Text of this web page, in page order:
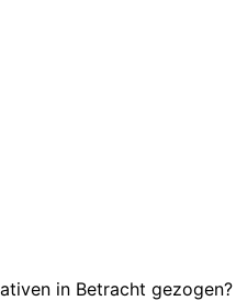
in Betracht gezogen?